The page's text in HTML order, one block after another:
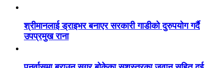
श्रीमानलाई ड्राइभर बनाएर सरकारी गाडीको दुरुपयोग गर्दै
उपप्रमुख राना